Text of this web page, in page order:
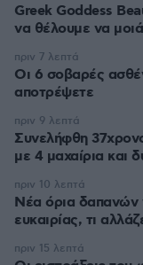
Greek Goddess
να θέλουμε να
Οι 6 σοβαρές
αποτρέψετε
πριν 7 λεπτά
Συνελήφθη
με 4 μαχαίρια και
πριν 9 λεπτά
Νέα όρια δαπανών
ευκαιρίας, τι
πριν 10 λεπτά
πριν 15 λεπτά